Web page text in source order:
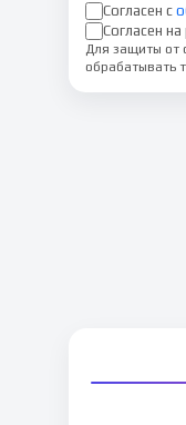
Согласен с
Согласен
Для защиты от
обрабатывать